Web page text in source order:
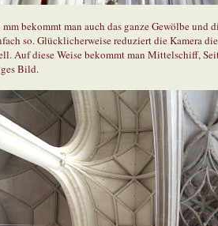
bekommt man auch das ganze Gewölbe und
so. Glücklicherweise reduziert die Kamera
Auf diese Weise bekommt man Mittelschiff,
Bild.